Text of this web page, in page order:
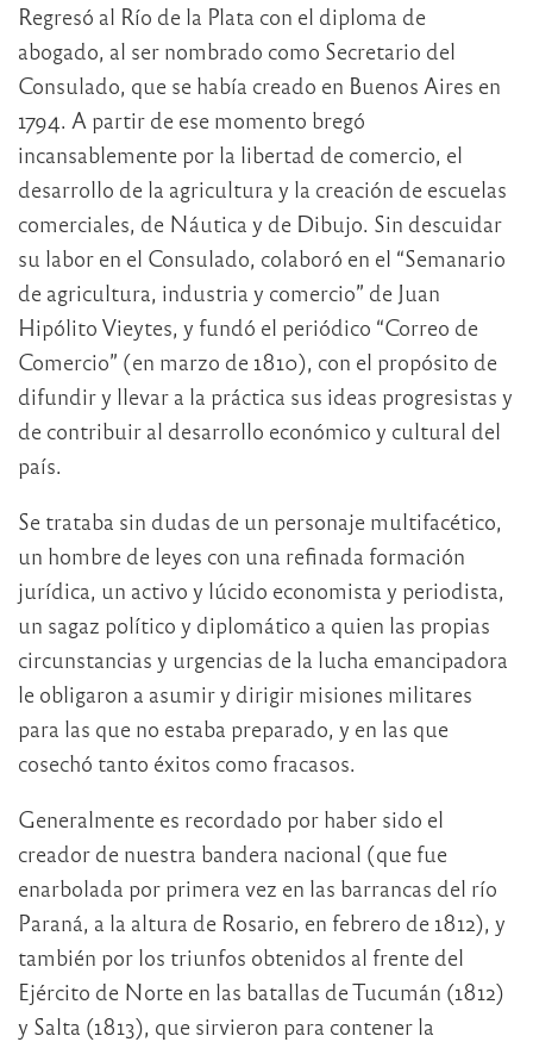
Regresó al Río de la Plata con el diploma de
abogado, al ser nombrado como Secretario del
Consulado, que se había creado en Buenos Aires en
1794. A partir de ese momento bregó
incansablemente por la libertad de comercio, el
desarrollo de la agricultura y la creación de escuelas
comerciales, de Náutica y de Dibujo. Sin descuidar
su labor en el Consulado, colaboró en el “Semanario
de agricultura, industria y comercio” de Juan
Hipólito Vieytes, y fundó el periódico “Correo de
Comercio” (en marzo de 1810), con el propósito de
difundir y llevar a la práctica sus ideas progresistas y
de contribuir al desarrollo económico y cultural del
país.
Se trataba sin dudas de un personaje multifacético,
un hombre de leyes con una refinada formación
jurídica, un activo y lúcido economista y periodista,
un sagaz político y diplomático a quien las propias
circunstancias y urgencias de la lucha emancipadora
le obligaron a asumir y dirigir misiones militares
para las que no estaba preparado, y en las que
cosechó tanto éxitos como fracasos.
Generalmente es recordado por haber sido el
creador de nuestra bandera nacional (que fue
enarbolada por primera vez en las barrancas del río
Paraná, a la altura de Rosario, en febrero de 1812), y
también por los triunfos obtenidos al frente del
Ejército de Norte en las batallas de Tucumán (1812)
y Salta (1813), que sirvieron para contener la